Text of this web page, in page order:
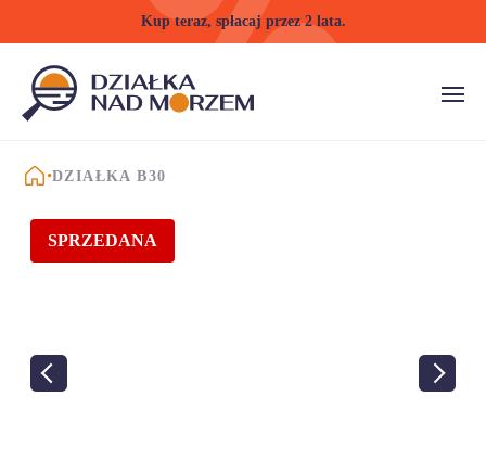
Kup teraz, spłacaj przez 2 lata.
STRONA GŁÓWNA
DZIAŁKA B30
SPRZEDANA